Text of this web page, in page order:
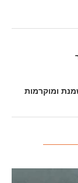
ומוקרמות